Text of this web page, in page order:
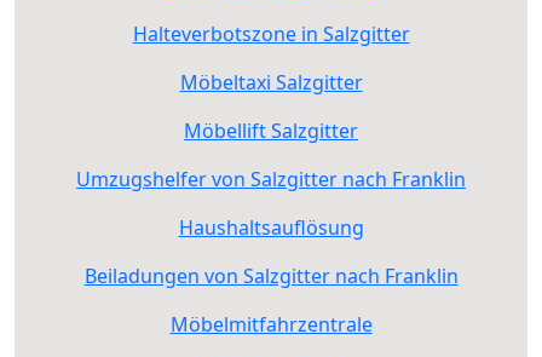
Halteverbotszone in Salzgitter
Möbeltaxi Salzgitter
Möbellift Salzgitter
Umzugshelfer von Salzgitter nach Franklin
Haushaltsauflösung
Beiladungen von Salzgitter nach Franklin
Möbelmitfahrzentrale